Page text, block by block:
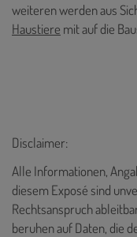
weiteren werden aus
Haustiere mit auf die
Disclaimer:
Alle Informationen,
diesem Exposé sind
Rechtsanspruch
beruhen auf Daten, die